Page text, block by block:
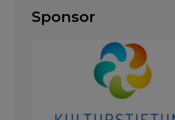
Sponsor